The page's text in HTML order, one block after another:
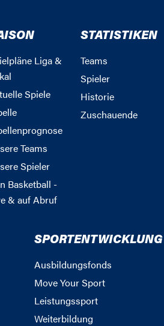
Liga &
Spiele
Teams
Spieler
Basketball -
& auf Abruf
STATISTIKEN
Teams
Spieler
Historie
Zuschauende
SPORTENTWICKLUNG
Ausbildungsfonds
Move Your Sport
Leistungssport
Weiterbildung